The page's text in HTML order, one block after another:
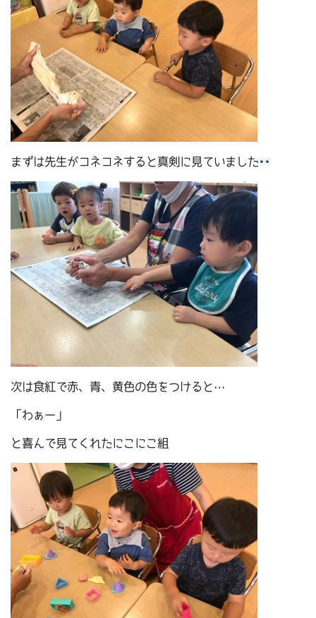
まずは先生がコネコネすると真剣に見ていました
次は食紅で赤、青、黄色の色をつけると…
「わぁー」
と喜んで見てくれたにこにこ組